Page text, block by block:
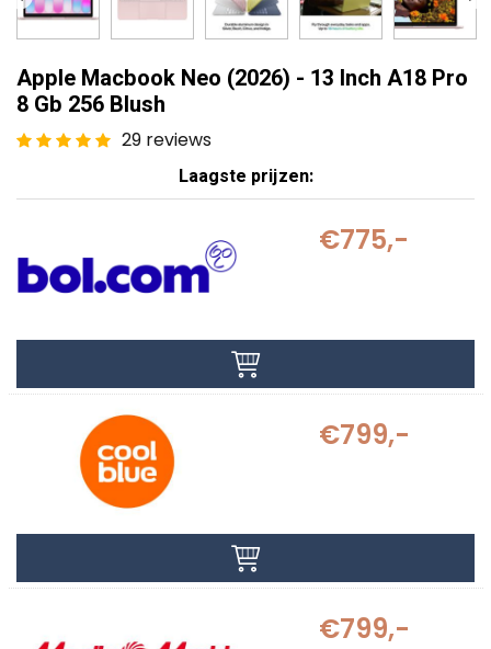
Apple Macbook Neo (2026) - 13 Inch A18 Pro
8 Gb 256 Blush
29 reviews
Laagste prijzen:
€775,-
€799,-
€799,-